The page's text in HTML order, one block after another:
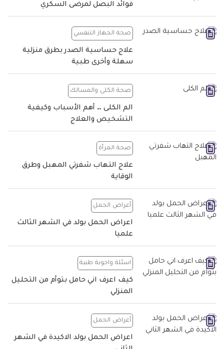
فوائد البصل لمرضى السكري
صحة الجهاز التنفسي
علاج حساسية الصدر بطرق منزلية
سهلة وأخرى طبية
صحة الكلى والمسالك
الم الكلى .. أهم الأسباب وكيفية
التشخيص والعلاج
صحة المرأة
علاج التهاب شفرتي المهبل وطرق
الوقاية
أعراض الحمل
اعراض الحمل بولد في الشهر الثالث
علميا
اسئلة واجوبة طبية
كيف اعرف اني حامل بتوأم من التحليل
المنزلي
أعراض الحمل
اعراض الحمل بولد الاكيدة في الشهر